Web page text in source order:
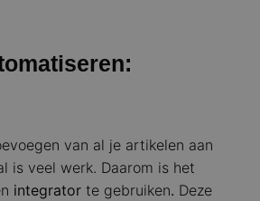
van al je artikelen aan
is veel werk. Daarom is het
integrator te gebruiken. Deze